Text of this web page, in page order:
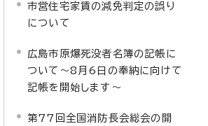
市営住宅家賃の減免判定の誤り
について
広島市原爆死没者名簿の記帳に
ついて～8月6日の奉納に向けて
記帳を開始します～
第77回全国消防長会総会の開